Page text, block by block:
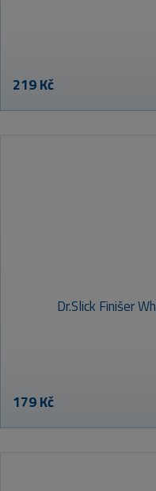
219 Kč
Dr.Slick Finišer
179 Kč